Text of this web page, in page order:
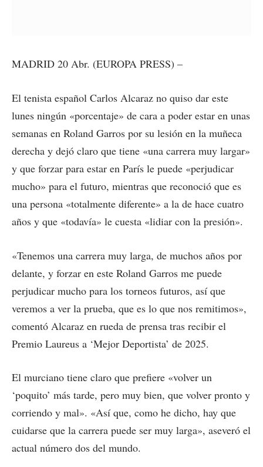
MADRID 20 Abr. (EUROPA PRESS) –
El tenista español Carlos Alcaraz no quiso dar este
lunes ningún «porcentaje» de cara a poder estar en unas
semanas en Roland Garros por su lesión en la muñeca
derecha y dejó claro que tiene «una carrera muy largar»
y que forzar para estar en París le puede «perjudicar
mucho» para el futuro, mientras que reconoció que es
una persona «totalmente diferente» a la de hace cuatro
años y que «todavía» le cuesta «lidiar con la presión».
«Tenemos una carrera muy larga, de muchos años por
delante, y forzar en este Roland Garros me puede
perjudicar mucho para los torneos futuros, así que
veremos a ver la prueba, que es lo que nos remitimos»,
comentó Alcaraz en rueda de prensa tras recibir el
Premio Laureus a ‘Mejor Deportista’ de 2025.
El murciano tiene claro que prefiere «volver un
‘poquito’ más tarde, pero muy bien, que volver pronto y
corriendo y mal». «Así que, como he dicho, hay que
cuidarse que la carrera puede ser muy larga», aseveró el
actual número dos del mundo.